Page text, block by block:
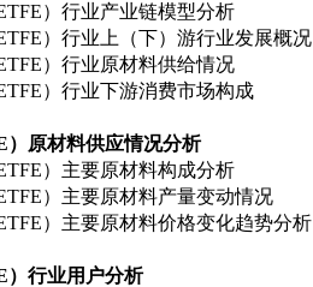
）行业产业链模型分析
）行业上（下）游行业发展概况
）行业原材料供给情况
）行业下游消费市场构成
原材料供应情况分析
）主要原材料构成分析
）主要原材料产量变动情况
）主要原材料价格变化趋势分析
行业用户分析